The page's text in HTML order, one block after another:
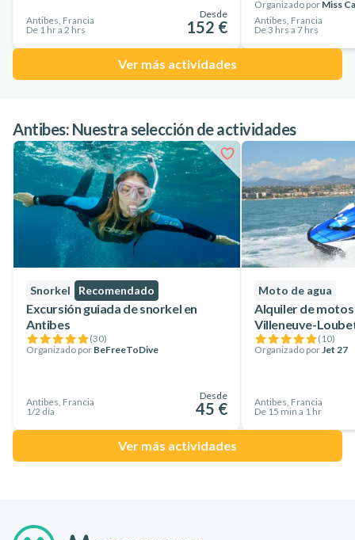
Antibes, Francia
De 1 hr a 2 hrs
Desde
152 €
Organizado por Miss
Antibes, Francia
De 3 hrs a 7 hrs
Ver más actividades
Antibes: Nuestra selección de actividades
Snorkel Recomendado
Excursión guiada de snorkel en
Antibes
(30)
Organizado por BeFreeToDive
Antibes, Francia
1/2 día
Desde
45 €
Moto de agua
Alquiler de
Villeneuve-
(10)
Organizado porJet 27
Antibes, Francia
De 15 min a 1 hr
Ver más actividades